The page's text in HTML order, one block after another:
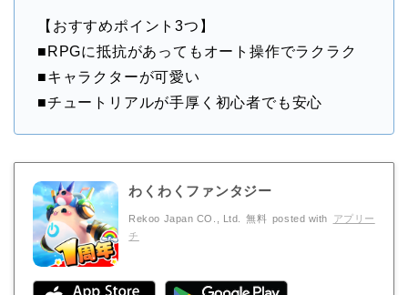
【おすすめポイント3つ】
■RPGに抵抗があってもオート操作でラクラク
■キャラクターが可愛い
■チュートリアルが手厚く初心者でも安心
わくわくファンタジー
Rekoo Japan CO., Ltd. 無料 posted with
アプリー
チ